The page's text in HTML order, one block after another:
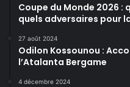
Coupe du Monde 2026
quels adversaires pour
27 août 2024
Odilon Kossounou :
l’Atalanta Bergame
4 décembre 2024